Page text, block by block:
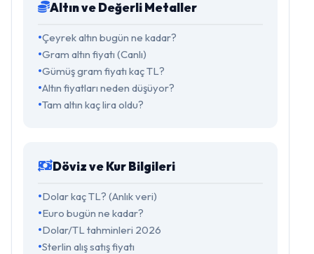
Altın ve Değerli Metaller
Çeyrek altın bugün ne kadar?
Gram altın fiyatı (Canlı)
Gümüş gram fiyatı kaç TL?
Altın fiyatları neden düşüyor?
Tam altın kaç lira oldu?
Döviz ve Kur Bilgileri
Dolar kaç TL? (Anlık veri)
Euro bugün ne kadar?
Dolar/TL tahminleri 2026
Sterlin alış satış fiyatı